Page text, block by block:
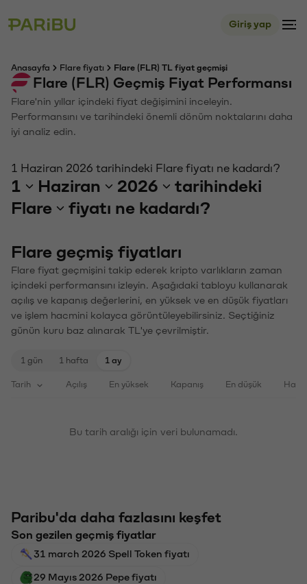
Giriş yap
Anasayfa Flare fiyatı Flare (FLR) TL fiyat geçmişi
Flare (FLR) Geçmiş Fiyat Performansı
Flare'nin yıllar içindeki fiyat değişimini inceleyin.
Performansını ve tarihindeki önemli dönüm noktalarını daha
iyi analiz edin.
1 Haziran 2026 tarihindeki Flare fiyatı ne kadardı?
1 Haziran 2026
tarihindeki
Flare
fiyatı ne kadardı?
Flare geçmiş fiyatları
Flare fiyat geçmişini takip ederek kripto varlıkların zaman
içindeki performansını izleyin. Aşağıdaki tabloyu kullanarak
açılış ve kapanış değerlerini, en yüksek ve en düşük fiyatları
ve işlem hacmini kolayca görüntüleyebilirsiniz. Seçtiğiniz
günün kuru baz alınarak TL'ye çevrilmiştir.
1 gün 1 hafta 1 ay
Tarih Açılış En yüksek Kapanış En düşük
Bu tarih aralığı için veri bulunamadı.
Paribu'da daha fazlasını keşfet
Son gezilen geçmiş fiyatlar
31 march 2026 Spell Token fiyatı
29 Mayıs 2026 Pepe fiyatı